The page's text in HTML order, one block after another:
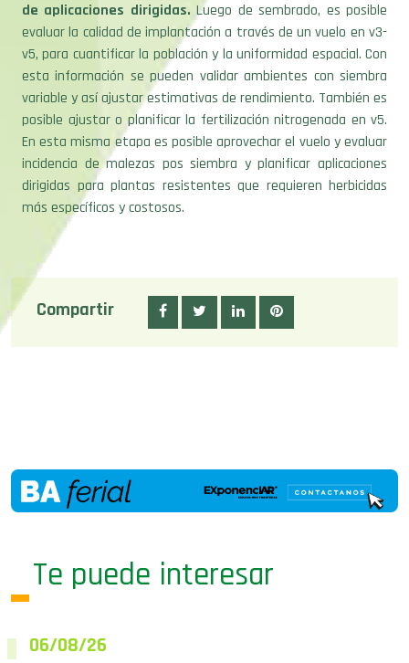
v5, para cuantificar la población y la uniformidad espacial. Con
esta información se pueden validar ambientes con siembra
variable y así ajustar estimativas de rendimiento. También es
posible ajustar o planificar la fertilización nitrogenada en v5.
En esta misma etapa es posible aprovechar el vuelo y evaluar
incidencia de malezas pos siembra y planificar aplicaciones
dirigidas para plantas resistentes que requieren herbicidas
más específicos y costosos.
Compartir